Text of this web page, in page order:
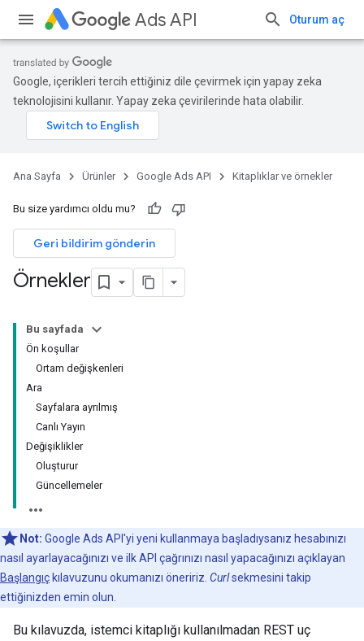
Ads API Oturum aç
Google, içerikleri tercih ettiğiniz dile çevirmek için yapay zeka
teknolojisini kullanır. Yapay zeka çevirilerinde hata olabilir.
Ana Sayfa Ürünler Google Ads API Kitaplıklar ve örnekler
Bu size yardımcı oldu mu?
Geri bildirim gönderin
Örnekler
Bu sayfada
Ön koşullar
Ortam değişkenleri
Ara
Sayfalara ayrılmış
Canlı Yayın
Değişiklikler
Oluşturur
Güncellemeler
Not: Google Ads API'yi yeni kullanmaya başladıysanız hesabınızı
nasıl ayarlayacağınızı ve ilk API çağrınızı nasıl yapacağınızı açıklayan
Başlangıç kılavuzunu okumanızı öneririz. Curlsekmesini takip
ettiğinizden emin olun.
Bu kılavuzda, istemci kitaplığı kullanılmadan REST uç